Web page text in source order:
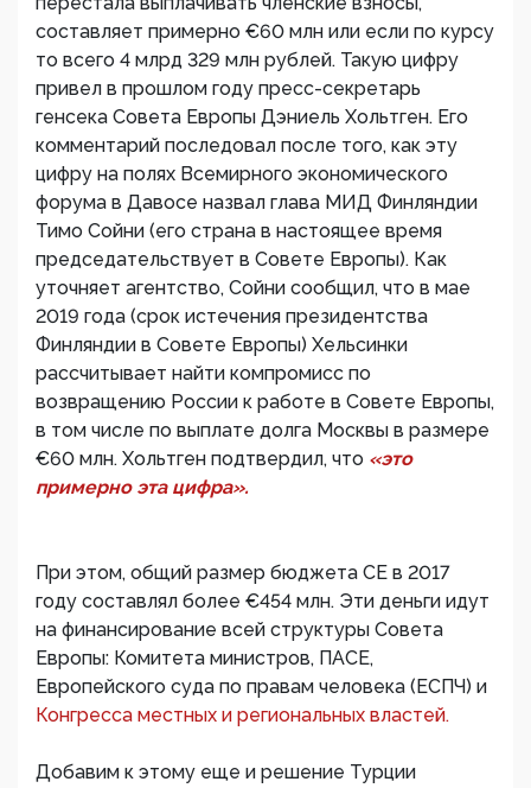
составляет примерно €60 млн или если по курсу
то всего 4 млрд 329 млн рублей. Такую цифру
привел в прошлом году пресс-секретарь
генсека Совета Европы Дэниель Хольтген. Его
комментарий последовал после того, как эту
цифру на полях Всемирного экономического
форума в Давосе назвал глава МИД Финляндии
Тимо Сойни (его страна в настоящее время
председательствует в Совете Европы). Как
уточняет агентство, Сойни сообщил, что в мае
2019 года (срок истечения президентства
Финляндии в Совете Европы) Хельсинки
рассчитывает найти компромисс по
возвращению России к работе в Совете Европы,
в том числе по выплате долга Москвы в размере
€60 млн. Хольтген подтвердил, что «это
примерно эта цифра».
При этом, общий размер бюджета СЕ в 2017
году составлял более €454 млн. Эти деньги идут
на финансирование всей структуры Совета
Европы: Комитета министров, ПАСЕ,
Европейского суда по правам человека (ЕСПЧ) и
Конгресса местных и региональных властей.
Добавим к этому еще и решение Турции